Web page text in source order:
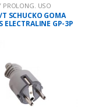
PROLONG. USO
T SCHUCKO GOMA
ELECTRALINE GP-3P